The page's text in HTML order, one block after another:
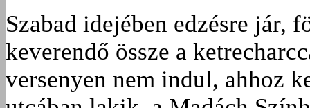
Szabad idejében edzésre jár,
keverendő össze a
versenyen nem indul, ahhoz